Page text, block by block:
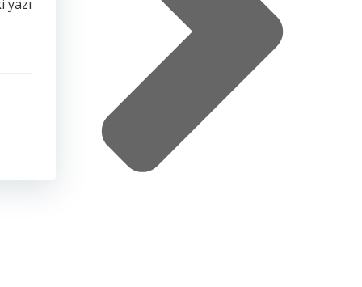
yazı